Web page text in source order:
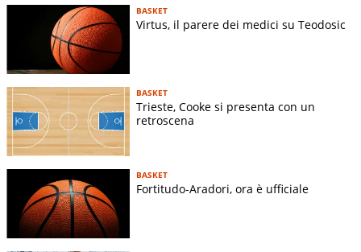
BASKET
Virtus, il parere dei medici su Teodosic
BASKET
Trieste, Cooke si presenta con un
retroscena
BASKET
Fortitudo-Aradori, ora è ufficiale